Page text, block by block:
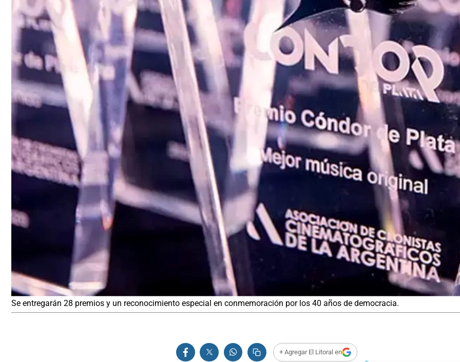
Se entregarán 28 premios y un reconocimiento especial en conmemoración por los 40 años de democracia.
+ Agregar El Litoral en